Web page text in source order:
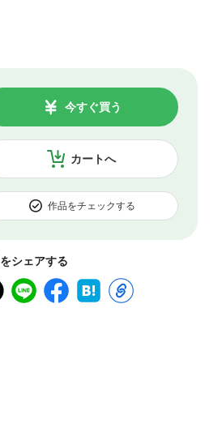
カートへ
今すぐ買う
作品をチェックする
シェアする